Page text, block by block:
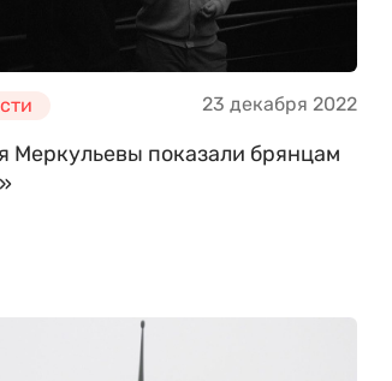
23 декабря 2022
Меркульевы показали брянцам